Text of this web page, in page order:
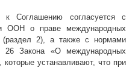
к Соглашению согласуется с
ООН о праве международных
(раздел 2), а также с нормами
26 Закона «О международных
которые устанавливают, что при